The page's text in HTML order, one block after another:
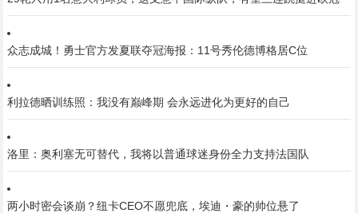
众志成城！勇士官方发夏联夺冠海报：11号秀伦德博格居C位
利拉德晒训练照：我没有巅峰期 会永远进化为更好的自己
洛里：奥利塞无可替代，我将以普通球迷身份全力支持法国队
两小时密会谈崩？纽卡CEO不愿兜底，埃迪・豪的帅位悬了